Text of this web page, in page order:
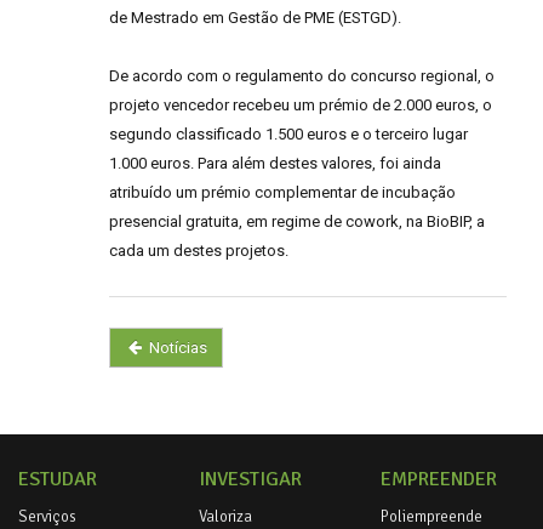
de Mestrado em Gestão de PME (ESTGD).
De acordo com o regulamento do concurso regional, o
projeto vencedor recebeu um prémio de 2.000 euros, o
segundo classificado 1.500 euros e o terceiro lugar
1.000 euros. Para além destes valores, foi ainda
atribuído um prémio complementar de incubação
presencial gratuita, em regime de cowork, na BioBIP, a
cada um destes projetos.
Notícias
ESTUDAR
Serviços
INVESTIGAR
Valoriza
EMPREENDER
Poliempreende